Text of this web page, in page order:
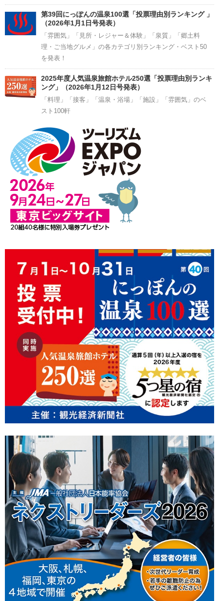
第39回にっぽんの温泉100選「投票理由別ランキング 」
（2026年1月1日号発表）
「雰囲気」「見所・レジャー＆体験」「泉質」「郷土料
理・ご当地グルメ」の各カテゴリ別ランキング・ベスト50
を発表！
2025年度人気温泉旅館ホテル250選「投票理由別ランキ
ング」（2026年1月12日号発表）
「料理」「接客」「温泉・浴場」「施設」「雰囲気」のベ
スト100軒